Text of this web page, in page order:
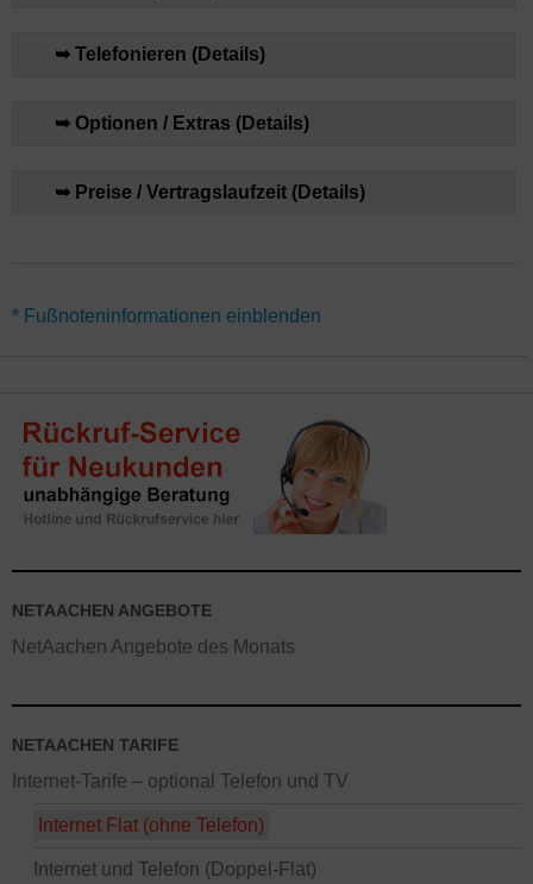
➥ Telefonieren (Details)
➥ Optionen / Extras (Details)
➥ Preise / Vertragslaufzeit (Details)
*Für alle Angebote NetAachen Internet Tarife mit Bonus-Guthaben
abweichende Aktionen.Vorteile gelten im Regelfall nur für
Neukunden. Online-Angebote gelten teilweise nicht in Shops.
* Fußnoteninformationen einblenden
NETAACHEN ANGEBOTE
NetAachen Angebote des Monats
NETAACHEN TARIFE
Internet-Tarife – optional Telefon und TV
Internet Flat (ohne Telefon)
Internet und Telefon (Doppel-Flat)